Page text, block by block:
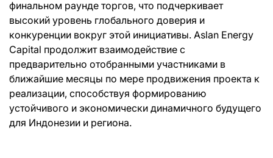
финальном раунде торгов, что подчеркивает
высокий уровень глобального доверия и
конкуренции вокруг этой инициативы. Aslan Energy
Capital продолжит взаимодействие с
предварительно отобранными участниками в
ближайшие месяцы по мере продвижения проекта к
реализации, способствуя формированию
устойчивого и экономически динамичного будущего
для Индонезии и региона.